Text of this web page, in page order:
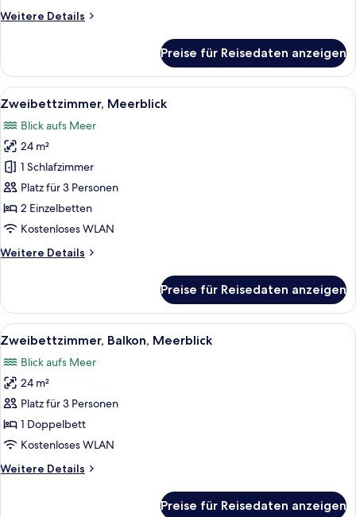
Weitere Details
Weitere
eingeschränkter
Meerblick
Preise für Reisedaten anzeigen
Alle
Fotos
für
Zweibettzimmer,
Meerblick
anzeigen
Ein Hotelzimmer mit Bett, einem
9
Zweibettzimmer, Meerblick
Blick aufs Meer
24 m²
1 Schlafzimmer
Platz für 3 Personen
2 Einzelbetten
Kostenloses WLAN
Weitere Details
Weitere
Meerblick
Preise für Reisedaten anzeigen
Alle
Fotos
für
Zweibettzimmer,
Balkon,
Meerblick
anzeigen
Ein ordentlich bezogenes Bett mit
7
Zweibettzimmer, Balkon, Meerblick
Blick aufs Meer
24 m²
Platz für 3 Personen
1 Doppelbett
Kostenloses WLAN
Weitere Details
Weitere
Preise für Reisedaten anzeigen